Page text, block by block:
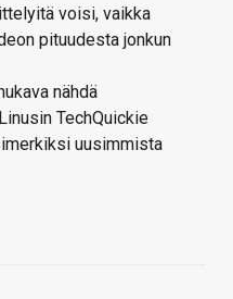
voisi, vaikka
pituudesta jonkun
nähdä
TechQuickie
uusimmista